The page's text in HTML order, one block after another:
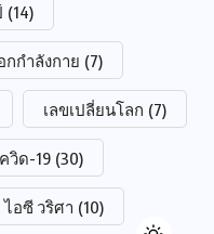
(14)
กกำลังกาย (7)
เลขเปลี่ยนโลก (7)
วิด-19 (30)
ไอซี วริศา (10)